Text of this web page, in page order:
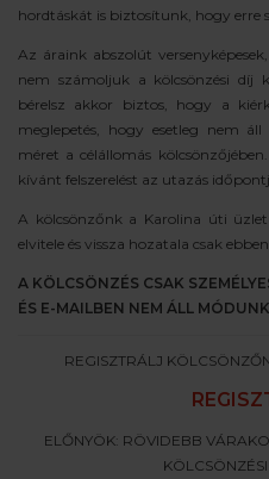
hordtáskát is biztosítunk, hogy erre
Az áraink abszolút
nem számoljuk a kölcsönzési díj
bérelsz akkor biztos, hogy a
meglepetés, hogy esetleg nem áll
méret a célállomás
kívánt felszerelést az utazás
A kölcsönzőnk a Karolina úti
elvitele és vissza hozatala csak
A KÖLCSÖNZÉS CSAK
ÉS E-MAILBEN NEM ÁLL
REGISZTRÁLJ
ELŐNYÖK: RÖVIDEBB